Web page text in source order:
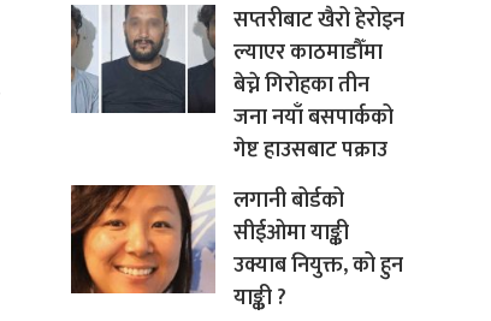
सप्तरीबाट खैरो हेरोइन
ल्याएर काठमाडौँमा
बेच्ने गिरोहका तीन
जना नयाँ बसपार्कको
गेष्ट हाउसबाट पक्राउ
लगानी बोर्डको
सीईओमा याङ्की
उक्याब नियुक्त, को हुन
याङ्की ?